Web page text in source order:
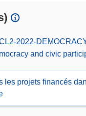
2022-
and civic
les projets financés